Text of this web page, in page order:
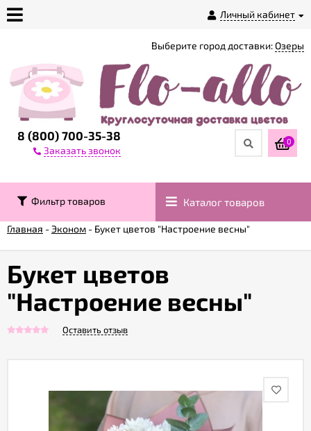
Личный кабинет
магазине
Доставка
Контакты
Гарантии
оформить
8 (800) 700-35-38
Заказать звонок
Выберите город доставки:Озеры
0
Фильтр товаров Каталог товаров
Главная -Эконом - Букет цветов "Настроение весны"
Букет цветов
"Настроение весны"
Оставить отзыв